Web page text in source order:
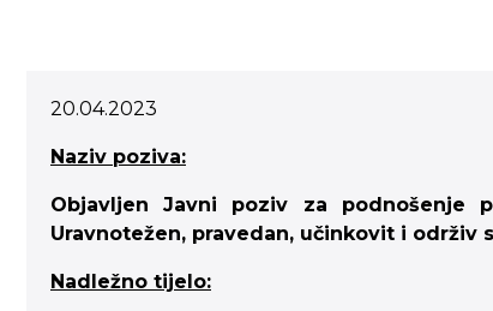
20.04.2023
Naziv poziva:
Objavljen Javni poziv za podnošenje
Uravnotežen, pravedan, učinkovit i održiv
Nadležno tijelo: